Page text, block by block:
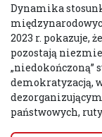
Dynamika
2023 r. pokazuje,
pozostają
„niedokończoną”
demokratyzacją,
państwowych,